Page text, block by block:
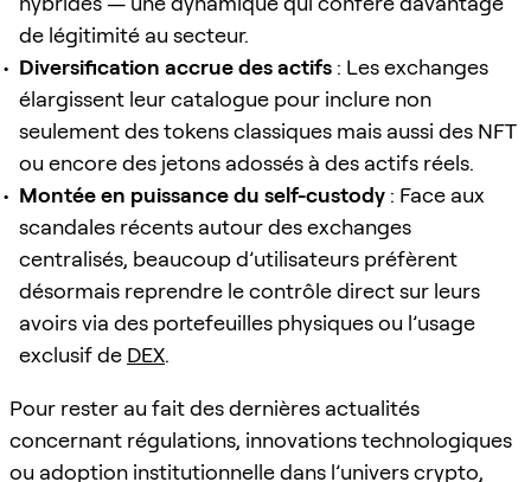
de légitimité au secteur.
Diversification accrue des actifs : Les exchanges
élargissent leur catalogue pour inclure non
seulement des tokens classiques mais aussi des NFT
ou encore des jetons adossés à des actifs réels.
Montée en puissance du self-custody : Face aux
scandales récents autour des exchanges
centralisés, beaucoup d’utilisateurs préfèrent
désormais reprendre le contrôle direct sur leurs
avoirs via des portefeuilles physiques ou l’usage
exclusif de DEX.
Pour rester au fait des dernières actualités
concernant régulations, innovations technologiques
ou adoption institutionnelle dans l’univers crypto,